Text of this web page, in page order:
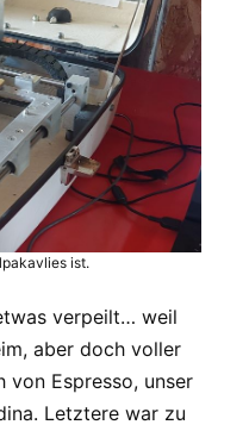
ist.
verpeilt… weil
aber doch voller
von Espresso, unser
Letztere war zu